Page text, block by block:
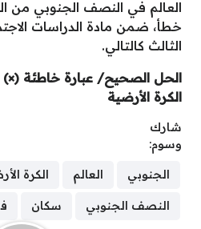
العالم في النصف الجنوبي من
خطأ، ضمن مادة الدراسات
الثالث كالتالي.
الحل الصحيح/ عبارة خاطئة
الكرة الأرضية
شارك
وسوم:
الجنوبي العالم الكرة
النصف الجنوبي سكان